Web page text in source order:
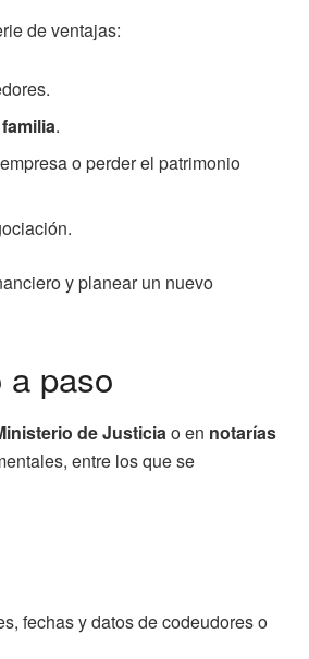
de ventajas:
.
o perder el patrimonio
y planear un nuevo
paso
de Justiciao en notarías
entre los que se
fechas y datos de codeudores o